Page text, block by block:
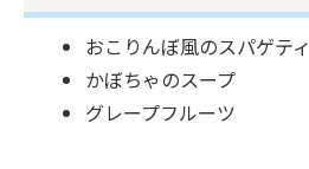
おこりんぼ風のスパゲティ
かぼちゃのスープ
グレープフルーツ